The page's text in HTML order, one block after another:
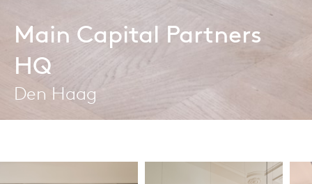
Main Capital Partners
HQ
Den Haag